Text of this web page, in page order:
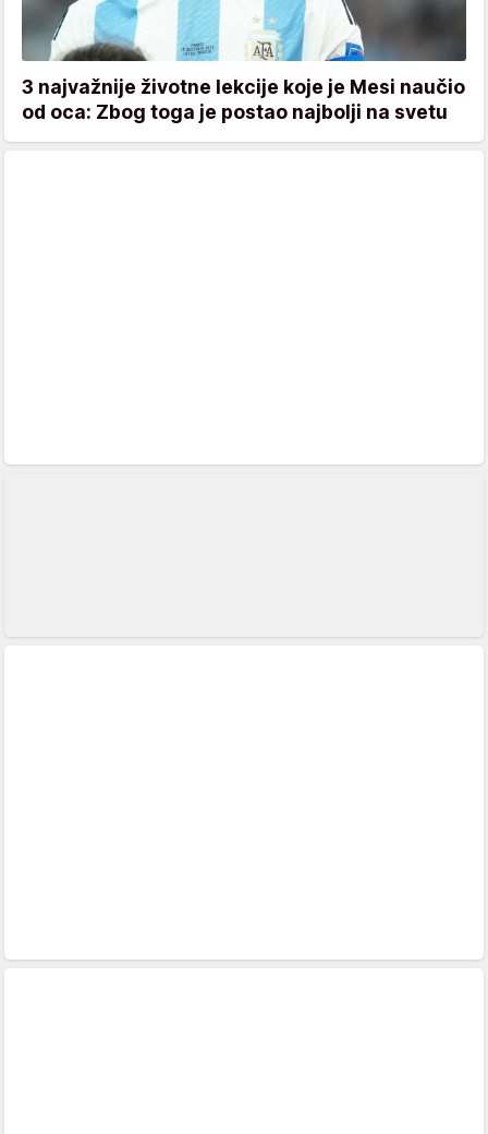
3 najvažnije životne lekcije koje je Mesi naučio
od oca: Zbog toga je postao najbolji na svetu